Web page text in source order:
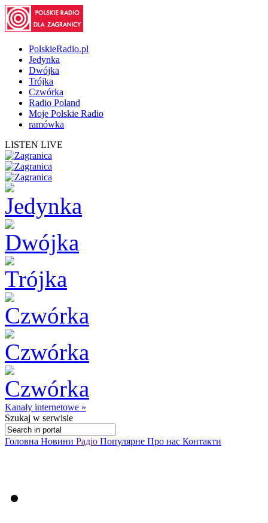
PolskieRadio.pl
Jedynka
Dwójka
Trójka
Czwórka
Radio Poland
Moje Polskie Radio
ramówka
LISTEN LIVE
Kanały internetowe »
Szukaj w serwisie
Головна Новини Радіо Популярне Про нас Контакти